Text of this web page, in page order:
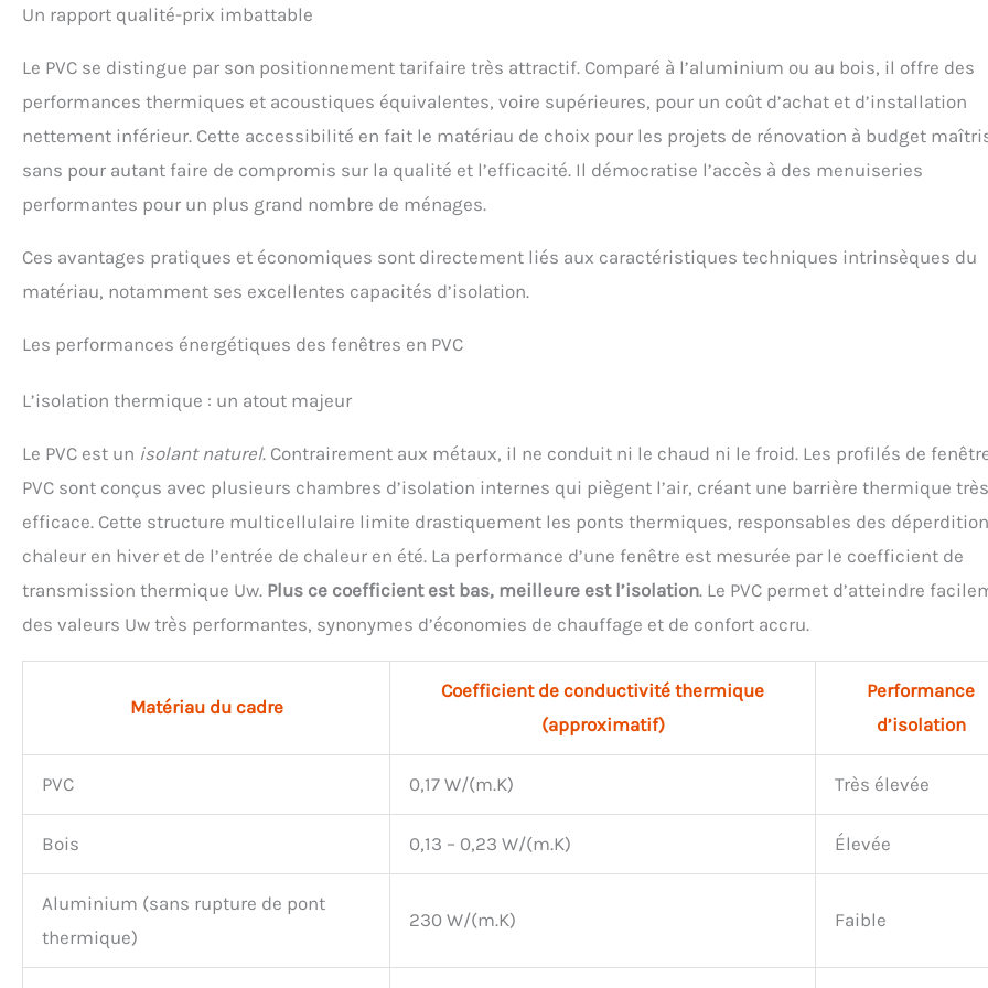
Un rapport qualité-prix imbattable
Le PVC se distingue par son positionnement tarifaire très attractif. Comparé à l’aluminium ou au bois, il offre des
performances thermiques et acoustiques équivalentes, voire supérieures, pour un coût d’achat et d’installation
nettement inférieur. Cette accessibilité en fait le matériau de choix pour les projets de rénovation à budget
sans pour autant faire de compromis sur la qualité et l’efficacité. Il démocratise l’accès à des menuiseries
performantes pour un plus grand nombre de ménages.
Ces avantages pratiques et économiques sont directement liés aux caractéristiques techniques intrinsèques du
matériau, notamment ses excellentes capacités d’isolation.
Les performances énergétiques des fenêtres en PVC
L’isolation thermique : un atout majeur
Le PVC est un isolant naturel. Contrairement aux métaux, il ne conduit ni le chaud ni le froid. Les profilés de
PVC sont conçus avec plusieurs chambres d’isolation internes qui piègent l’air, créant une barrière thermique très
efficace. Cette structure multicellulaire limite drastiquement les ponts thermiques, responsables des
chaleur en hiver et de l’entrée de chaleur en été. La performance d’une fenêtre est mesurée par le coefficient de
transmission thermique Uw. Plus ce coefficient est bas, meilleure est l’isolation. Le PVC permet d’atteindre
des valeurs Uw très performantes, synonymes d’économies de chauffage et de confort accru.
Matériau du cadre
Coefficient de conductivité thermique
(approximatif)
Performance
d’isolation
PVC 0,17 W/(m.K) Très élevée
Bois 0,13 – 0,23 W/(m.K) Élevée
Aluminium (sans rupture de pont
thermique)
230 W/(m.K) Faible